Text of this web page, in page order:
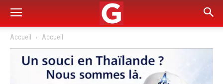
Accueil Accueil